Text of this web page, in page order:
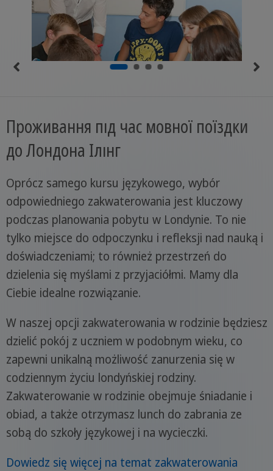
Проживання під час мовної поїздки
до Лондона Ілінг
Oprócz samego kursu językowego, wybór
odpowiedniego zakwaterowania jest kluczowy
podczas planowania pobytu w Londynie. To nie
tylko miejsce do odpoczynku i refleksji nad nauką i
doświadczeniami; to również przestrzeń do
dzielenia się myślami z przyjaciółmi. Mamy dla
Ciebie idealne rozwiązanie.
W naszej opcji zakwaterowania w rodzinie będziesz
dzielić pokój z uczniem w podobnym wieku, co
zapewni unikalną możliwość zanurzenia się w
codziennym życiu londyńskiej rodziny.
Zakwaterowanie w rodzinie obejmuje śniadanie i
obiad, a także otrzymasz lunch do zabrania ze
sobą do szkoły językowej i na wycieczki.
Dowiedz się więcej na temat zakwaterowania